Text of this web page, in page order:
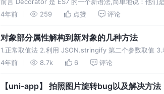
前言 Decorator 是 ES7 的一个新语法,简单地说：他们
短,他可以通过 @方法名称 对一些对象进行装饰然后返回
4年前 259 点赞 评论
对象部分属性解构到新对象的几种方法
1.正常取值法 2.利用 JSON.stringify 第二个参数取值
名方法以及 ES6 解构赋值
4年前 8.7k 6 评论
【uni-app】 拍照图片旋转bug以及解决方法